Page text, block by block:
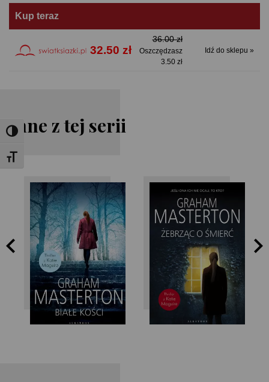
Toggle High Contrast
Toggle Font size
Kup teraz
32.50 zł
36.00 zł
Oszczędzasz
3.50 zł
Idź do sklepu »
Inne z tej serii
Graham
Masterton
Graham
Masterton